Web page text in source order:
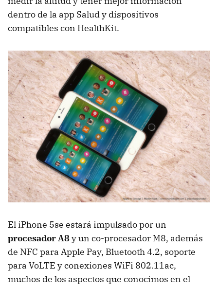
dentro de la app Salud y dispositivos
compatibles con HealthKit.
El iPhone 5se estará impulsado por un
procesador A8y un co-procesador M8, además
de NFC para Apple Pay, Bluetooth 4.2, soporte
para VoLTE y conexiones WiFi 802.11ac,
muchos de los aspectos que conocimos en el